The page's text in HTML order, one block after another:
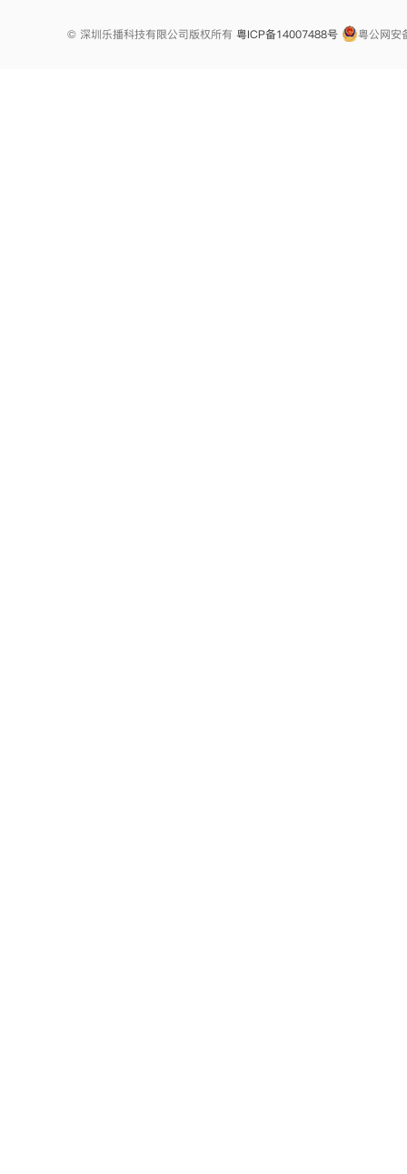
© 深圳乐播科技有限公司版权所有 粤ICP备14007488号 粤公网安